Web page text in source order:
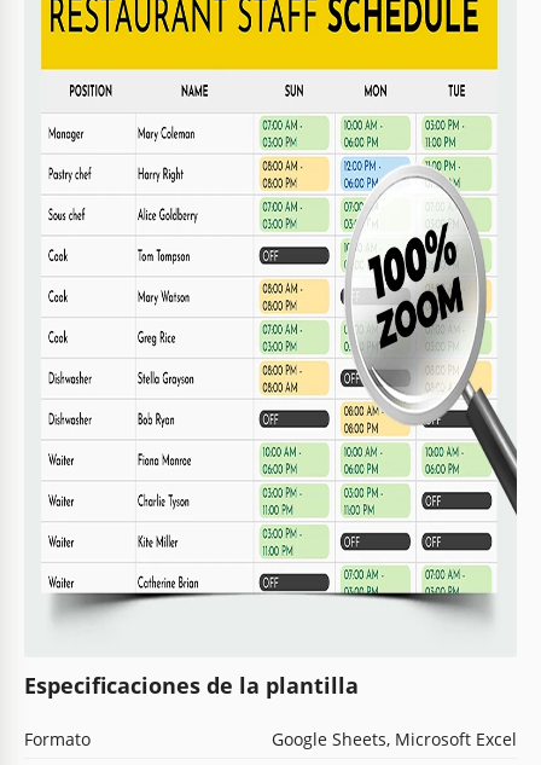
Especificaciones de la plantilla
Formato Google Sheets, Microsoft Excel